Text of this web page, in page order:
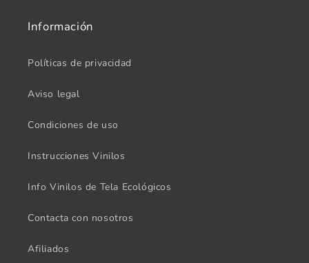
Información
Políticas de privacidad
Aviso legal
Condiciones de uso
Instrucciones Vinilos
Info Vinilos de Tela Ecológicos
Contacta con nosotros
Afiliados